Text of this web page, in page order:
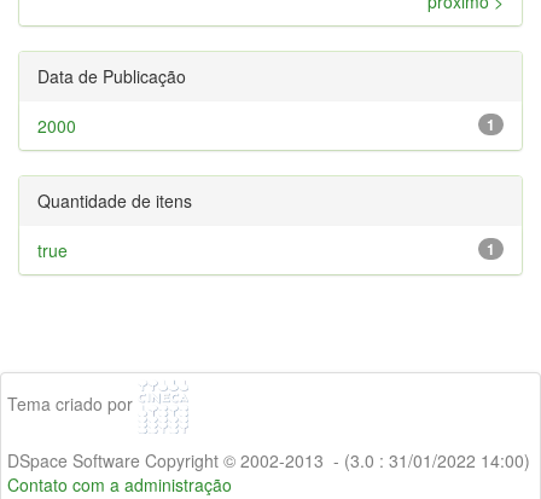
Data de Publicação
1
2000
Quantidade de itens
1
true
Tema criado por
DSpace Software Copyright © 2002-2013 - (3.0 : 31/01/2022 14:00)
Contato com a administração